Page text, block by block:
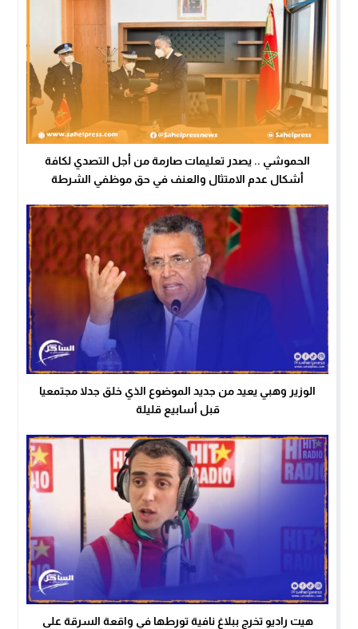
الحموشي .. يصدر تعليمات صارمة من أجل التصدي لكافة
أشكال عدم الامتثال والعنف في حق موظفي الشرطة
الوزير وهبي يعيد من جديد الموضوع الذي خلق جدلا مجتمعيا
قبل أسابيع قليلة
هيت راديو تخرج ببلاغ نافية تورطها في واقعة السرقة على